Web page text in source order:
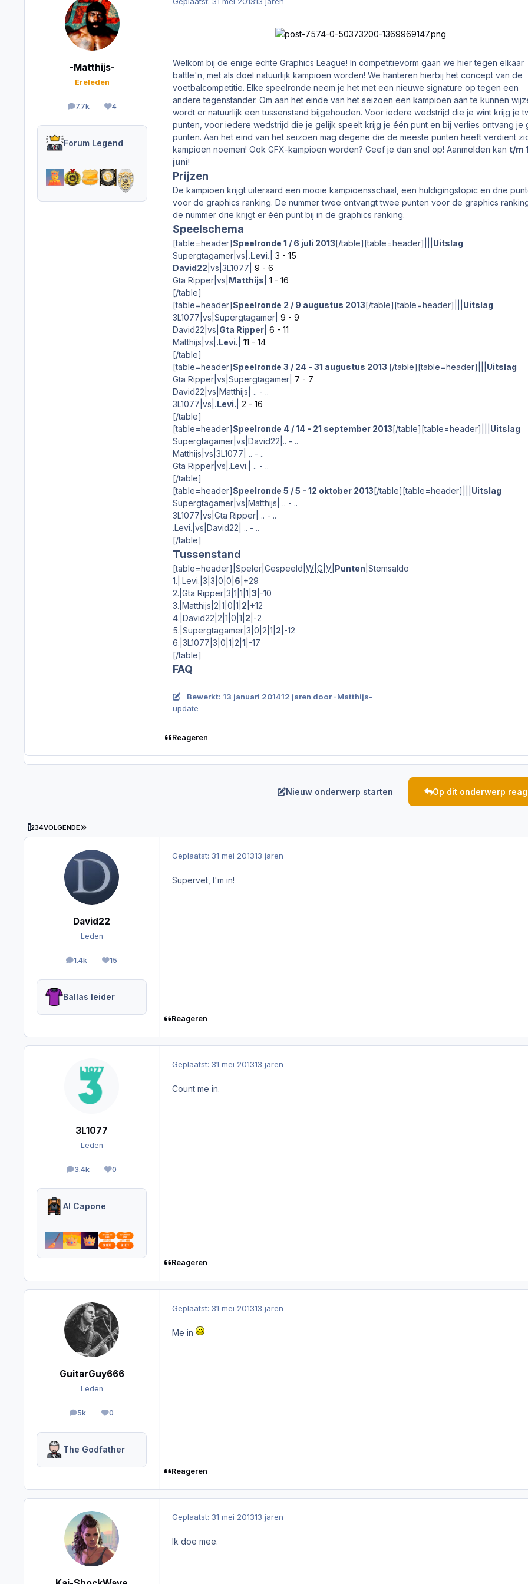
-Matthijs-
Ereleden
7.7k
berichten4
Reputation
Forum Legend
Welkom bij de enige echte Graphics League! In competitievorm gaan we hier tegen elkaar
battle'n, met als doel natuurlijk kampioen worden! We hanteren hierbij het concept van de
voetbalcompetitie. Elke speelronde neem je het met een nieuwe signature op tegen een
andere tegenstander. Om aan het einde van het seizoen een kampioen aan te kunnen
wordt er natuurlijk een tussenstand bijgehouden. Voor iedere wedstrijd die je wint krijg je
punten, voor iedere wedstrijd die je gelijk speelt krijg je één punt en bij verlies ontvang je
punten. Aan het eind van het seizoen mag degene die de meeste punten heeft verdient
kampioen noemen! Ook GFX-kampioen worden? Geef je dan snel op! Aanmelden kan t/m
juni!
Prijzen
De kampioen krijgt uiteraard een mooie kampioensschaal, een huldigingstopic en drie
voor de graphics ranking. De nummer twee ontvangt twee punten voor de graphics
de nummer drie krijgt er één punt bij in de graphics ranking.
Speelschema
[table=header]Speelronde 1 / 6 juli 2013[/table][table=header]||| Uitslag
Supergtagamer|vs| .Levi. 3 - 15
David22 |vs|3L1077| 9 - 6
Gta Ripper|vs| Matthijs 1 - 16
[/table]
[table=header]Speelronde 2 / 9 augustus 2013[/table][table=header]||| Uitslag
3L1077|vs|Supergtagamer| 9 - 9
David22|vs| Gta Ripper 6 - 11
Matthijs|vs| .Levi. 11 - 14
[/table]
[table=header]Speelronde 3 / 24 - 31 augustus 2013 [/table][table=header]||| Uitslag
Gta Ripper|vs|Supergtagamer| 7 - 7
David22|vs|Matthijs| .. - ..
3L1077|vs| .Levi. 2 - 16
[/table]
[table=header]Speelronde 4 / 14 - 21 september 2013[/table][table=header]||| Uitslag
Supergtagamer|vs|David22|.. - ..
Matthijs|vs|3L1077| .. - ..
Gta Ripper|vs|.Levi.| .. - ..
[/table]
[table=header]Speelronde 5 / 5 - 12 oktober 2013[/table][table=header]||| Uitslag
Supergtagamer|vs|Matthijs| .. - ..
3L1077|vs|Gta Ripper| .. - ..
.Levi.|vs|David22| .. - ..
[/table]
Tussenstand
[table=header]|Speler|Gespeeld| W G V Punten |Stemsaldo
1.|.Levi.|3|3|0|0| 6 |+29
2.|Gta Ripper|3|1|1|1| 3 |-10
3.|Matthijs|2|1|0|1| 2 |+12
4.|David22|2|1|0|1| 2 |-2
5.|Supergtagamer|3|0|2|1| 2 |-12
6.|3L1077|3|0|1|2| 1 |-17
[/table]
FAQ
Bewerkt: 13 januari 201412 jaren door -Matthijs-
update
Reageren
Nieuw onderwerp starten Op dit onderwerp
1234VOLGENDE LAATSTE PAGINA
David22
Leden
1.4k
berichten15
Reputation
Ballas leider
Geplaatst: 31 mei 201313 jaren
Supervet, I'm in!
Reageren
3L1077
Leden
3.4k
berichten0
Reputation
Al Capone
Geplaatst: 31 mei 201313 jaren
Count me in.
Reageren
GuitarGuy666
Leden
5k
berichten0
Reputation
The Godfather
Geplaatst: 31 mei 201313 jaren
Me in
Reageren
Geplaatst: 31 mei 201313 jaren
Ik doe mee.